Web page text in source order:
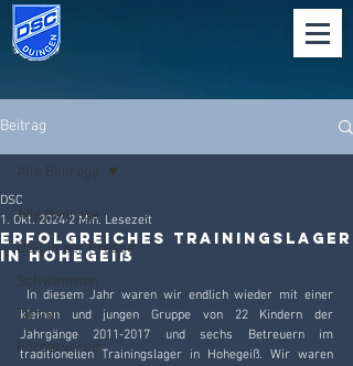
Beitrag
Alle Beiträge
DSC in der Presse
Schwimmen
Tanzen
Förderverein
Alle Beiträge
Erfolgreiches Trainingslager
in Hohegeiß
DSC
1. Okt. 2024 2 Min. Lesezeit
In diesem Jahr waren wir endlich wieder mit einer
kleinen und jungen Gruppe von 22 Kindern der
Jahrgänge 2011-2017 und sechs Betreuern im
traditionellen Trainingslager in Hohegeiß. Wir waren